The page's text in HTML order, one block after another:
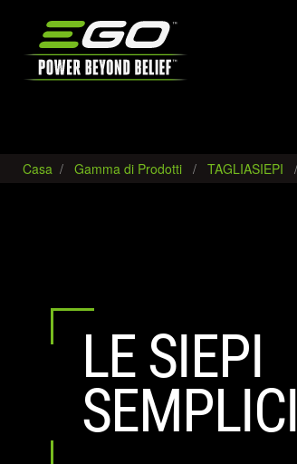
Casa Gamma di Prodotti TAGLIASIEPI
LE SIEPI
SEMPLICI